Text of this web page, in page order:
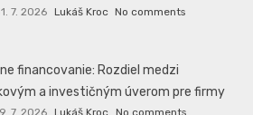
7. 2026 Lukáš Kroc No comments
financovanie: Rozdiel medzi
a investičným úverom pre firmy
7. 2026 Lukáš Kroc No comments